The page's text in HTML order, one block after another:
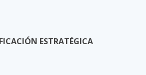
ESTRATÉGICA